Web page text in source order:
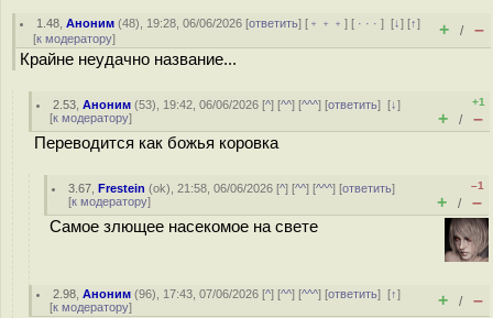
1.48 ,Аноним (48), 19:28, 06/06/2026 [ответить] [ ﹢﹢﹢] [ · · ·][↓] [↑]
[к модератору] + / –
Крайне неудачно название...
2.53 ,Аноним (53), 19:42, 06/06/2026 [^] [^^] [^^^] [ответить][↓]
[к модератору]
+1
+ / –
Переводится как божья коровка
3.67 ,Frestein (ok), 21:58, 06/06/2026 [^] [^^] [^^^] [ответить]
[к модератору]
–1
+ / –
Самое злющее насекомое на свете
2.98 ,Аноним (96), 17:43, 07/06/2026 [^] [^^] [^^^] [ответить][↑]
[к модератору] + / –